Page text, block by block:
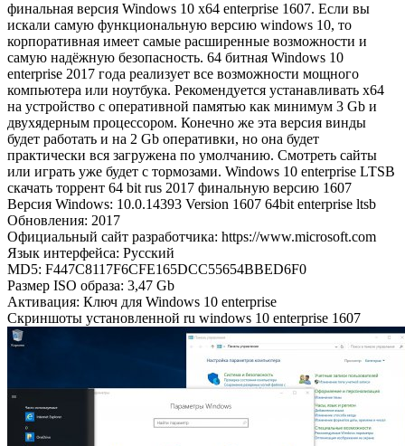
финальная версия Windows 10 x64 enterprise 1607. Если вы
искали самую функциональную версию windows 10, то
корпоративная имеет самые расширенные возможности и
самую надёжную безопасность. 64 битная Windows 10
enterprise 2017 года реализует все возможности мощного
компьютера или ноутбука. Рекомендуется устанавливать x64
на устройство с оперативной памятью как минимум 3 Gb и
двухядерным процессором. Конечно же эта версия винды
будет работать и на 2 Gb оперативки, но она будет
практически вся загружена по умолчанию. Смотреть сайты
или играть уже будет с тормозами. Windows 10 enterprise LTSB
скачать торрент 64 bit rus 2017 финальную версию 1607
Версия Windows: 10.0.14393 Version 1607 64bit enterprise ltsb
Обновления: 2017
Официальный сайт разработчика: https://www.microsoft.com
Язык интерфейса: Русский
MD5: F447C8117F6CFE165DCC55654BBED6F0
Размер ISO образа: 3,47 Gb
Активация: Ключ для Windows 10 enterprise
Скриншоты установленной ru windows 10 enterprise 1607